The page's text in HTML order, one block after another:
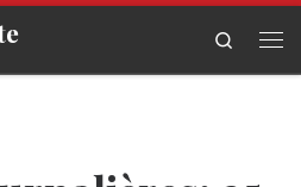
Search